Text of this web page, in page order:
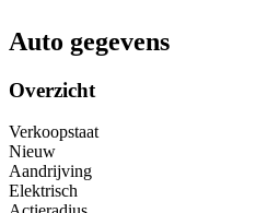
Auto gegevens
Overzicht
Verkoopstaat
Nieuw
Aandrijving
Elektrisch